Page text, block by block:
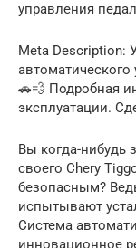
управления
Meta Description:
🚗💨 Подробная
эксплуатации.
Вы когда-нибудь
своего Chery
безопасным?
испытывают
Система
инновационное